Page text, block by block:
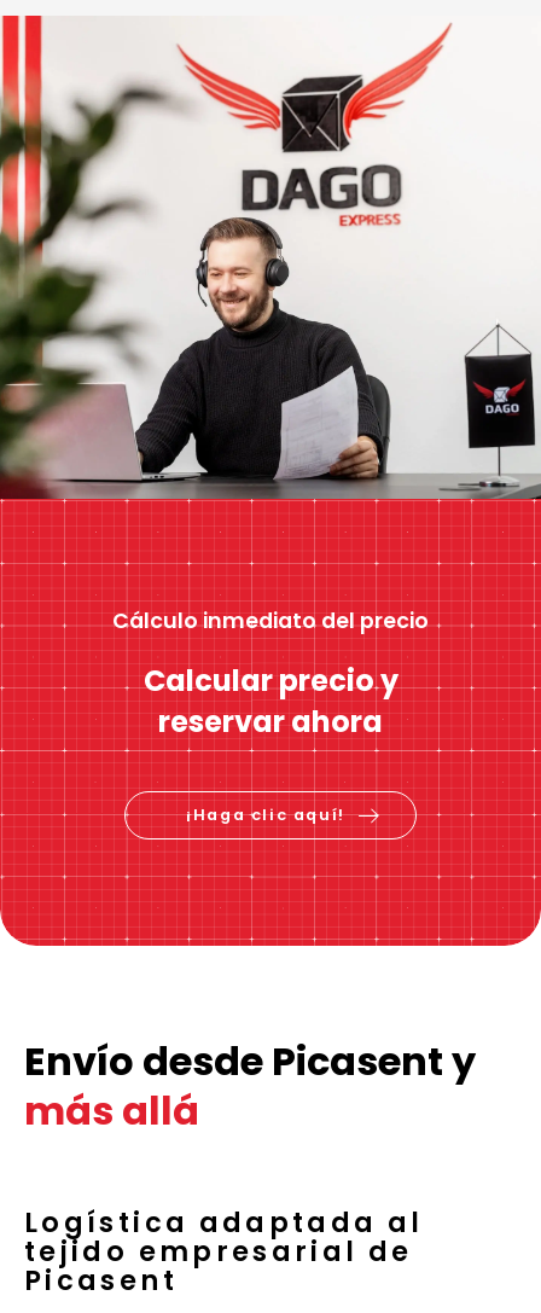
Cálculo inmediato del precio
Calcular precio y
reservar ahora
¡Haga clic aquí!
Envío desde Picasent y
más allá
Logística adaptada al
tejido empresarial de
Picasent